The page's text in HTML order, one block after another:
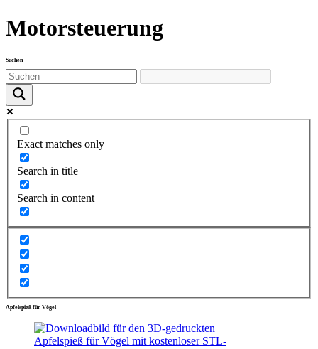
Motorsteuerung
Suchen
Exact matches only
Search in title
Search in content
Apfelspieß für Vögel